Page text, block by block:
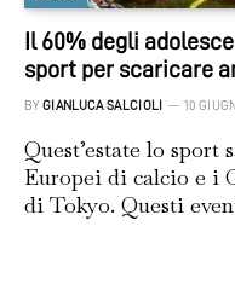
Il 60% degli
sport per scaricare
BY GIANLUCA SALCIOLI 10
Quest’estate lo
Europei di calcio e i
di Tokyo. Questi